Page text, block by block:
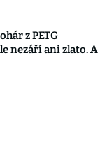
z PETG
nezáří ani zlato. A